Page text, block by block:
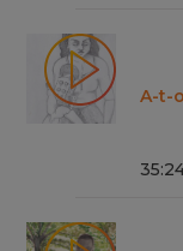
A-t-
35: